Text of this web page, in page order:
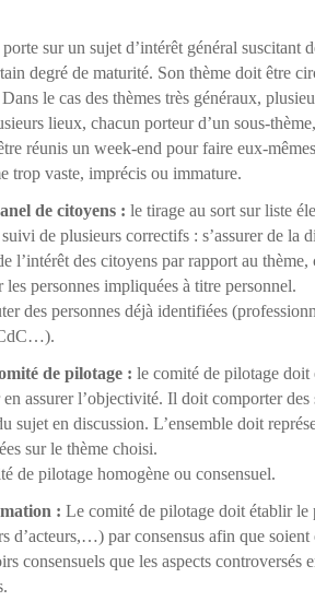
sur un sujet d’intérêt général suscitant
degré de maturité. Son thème doit être
le cas des thèmes très généraux,
lieux, chacun porteur d’un sous-
réunis un week-end pour faire eux-
trop vaste, imprécis ou immature.
de citoyens : le tirage au sort sur liste
de plusieurs correctifs : s’assurer de la
l’intérêt des citoyens par rapport au
les personnes impliquées à titre personnel.
des personnes déjà identifiées
de pilotage : le comité de pilotage doit
assurer l’objectivité. Il doit comporter
sujet en discussion. L’ensemble doit
sur le thème choisi.
de pilotage homogène ou consensuel.
: Le comité de pilotage doit établir le
d’acteurs,…) par consensus afin que soient
consensuels que les aspects controversés